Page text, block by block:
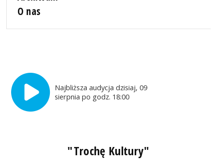
O nas
Najbliższa audycja dzisiaj, 09
sierpnia po godz. 18:00
"Trochę Kultury"